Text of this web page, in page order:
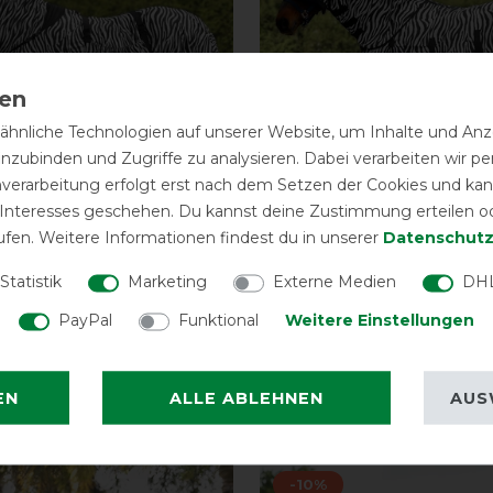
Ekzemdecke Zebra
vorher 99,95 €
Waldhausen
43,45 € *
-10%
Technologien auf unserer Website, um Inhalte und
und Zugriffe zu analysieren. Dabei verarbeiten wir
erfolgt erst nach dem Setzen der Cookies und
geschehen. Du kannst deine Zustimmung erteilen
Weitere Informationen findest du in unserer
Statistik Marketing Externe Medien
PayPal
Funktional Weitere Einstellungen
ALLE ABLEHNEN